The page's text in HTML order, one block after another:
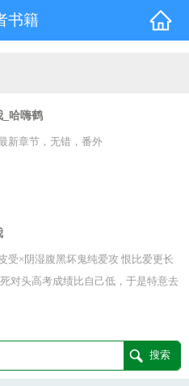
书籍
_哈嗨鹤
新章节，无错，番外
受×阴湿腹黑坏鬼纯爱攻 恨比爱更长
对头高考成绩比自己低，于是特意去
撞见死对头意外死亡 死者为大。